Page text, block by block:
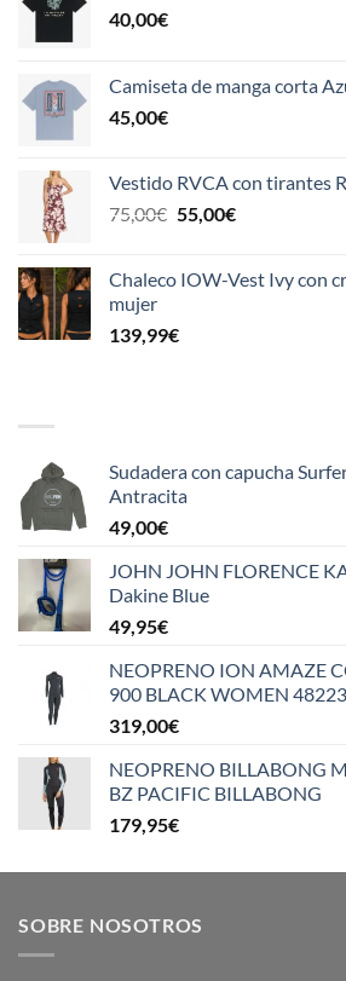
40,00€
Camiseta de manga corta
45,00€
Vestido RVCA con tirantes
75,00€ El
era:
55,00€El
es:
Chaleco IOW-Vest Ivy con
mujer
139,99€
Sudadera con capucha
Antracita
49,00€
JOHN JOHN FLORENCE
Dakine Blue
49,95€
NEOPRENO ION AMAZE
900 BLACK WOMEN
319,00€
NEOPRENO BILLABONG
BZ PACIFIC BILLABONG
179,95€
SOBRE NOSOTROS